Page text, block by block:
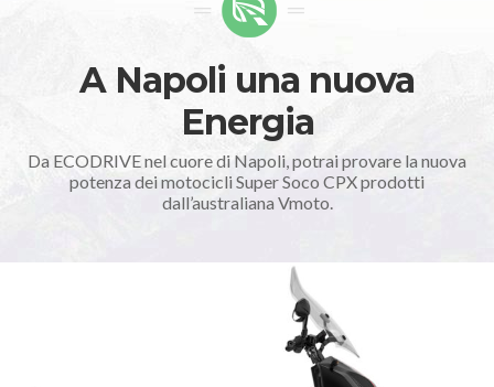
A Napoli una nuova
Energia
Da ECODRIVE nel cuore di Napoli, potrai provare la nuova
potenza dei motocicli Super Soco CPX prodotti
dall’australiana Vmoto.